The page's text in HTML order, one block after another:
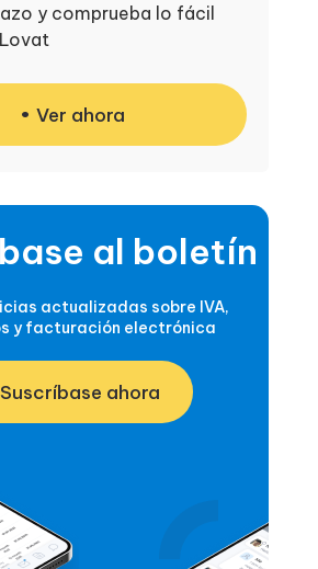
y comprueba lo fácil
Ver ahora
al boletín
actualizadas sobre IVA,
y facturación electrónica
Suscríbase ahora